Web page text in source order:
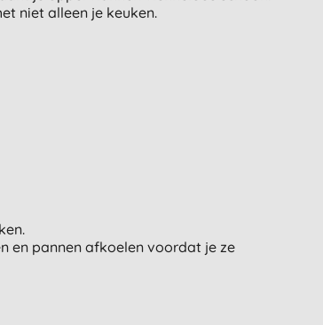
niet alleen je keuken.
en pannen afkoelen voordat je ze